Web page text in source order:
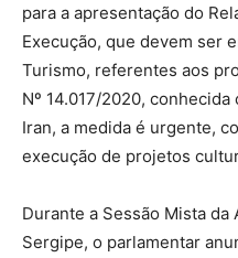
para a apresentação do
Execução, que devem ser
Turismo, referentes aos
Nº 14.017/2020,
Iran, a medida é urgente,
execução de projetos
Durante a Sessão Mista
Sergipe, o parlamentar